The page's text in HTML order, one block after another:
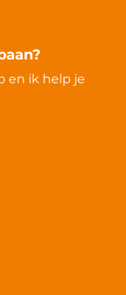
en ik help je